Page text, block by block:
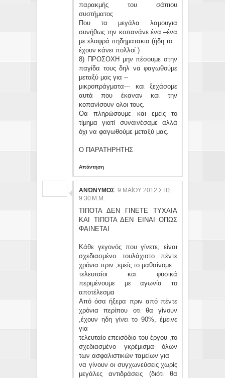
παρακμής του σάπιου
συστήματος
Που τα μεγάλα λαμουγια
συνήθως την κοπανάνε ένα –ένα
με ελαφρά πηδηματακια (ήδη το
έχουν κάνει πολλοί )
8) ΠΡΟΣΟΧΗ μην πέσουμε στην
παγίδα τους δηλ να φαγωθούμε
μεταξύ μας για --
μικροπράγματα--- και ξεχάσομε
αυτά που έκαναν και την
κοπανίσουν ολοι τους.
Θα πληρώσουμε και εμείς το
τίμημα γιατί συναινέσαμε αλλά
όχι να φαγωθούμε μεταξύ μας.
Ο ΠΑΡΑΤΗΡΗΤΗΣ
Απάντηση
ΑΝΏΝΥΜΟΣ 9 ΜΑΪ́ΟΥ 2012 ΣΤΙΣ 9:
30 Μ.Μ.
ΤΙΠΟΤΑ ΔΕΝ ΓΙΝΕΤΕ ΤΥΧΑΙΑ
ΚΑΙ ΤΙΠΟΤΑ ΔΕΝ ΕΙΝΑΙ ΟΠΩΣ
ΦΑΙΝΕΤΑΙ
Κάθε γεγονός που γίνετε, είναι
σχεδιασμένο τουλάχιστο πέντε
χρόνια πριν ,εμείς το μαθαίνομε
τελευταίοι και φυσικά
περιμένουμε με αγωνία το
αποτέλεσμα
Από όσα ήξερα πριν από πέντε
χρόνια περίπου οτι θα γίνουν
,έχουν ηδη γίνει το 90%, έμεινε
για
τελευταίο επεισόδιο του έργου ,το
σχεδιασμένο γκρέμισμα όλων
των ασφαλιστικών ταμείων για
να γίνουν οι συγχωνεύσεις χωρίς
μεγάλες αντιδράσεις (διότι θα